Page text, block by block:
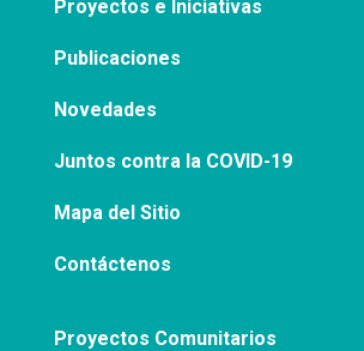
Proyectos e Iniciativas
Publicaciones
Novedades
Juntos contra la COVID-19
Mapa del Sitio
Contáctenos
Proyectos Comunitarios